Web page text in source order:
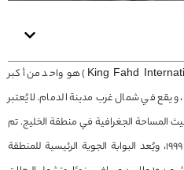
مطار الملك فهد الدولي (King Fahd International Airport) هو واحد من أكبر
ويقع في شمال غرب مدينة الدمام. لا يُعتبر
المساحة الجغرافية في منطقة الخليج. تم
افتتاح مطار الملك فهد الدولي في عام 1999، ويُعد البوابة الجوية الرئيسية للمنطقة